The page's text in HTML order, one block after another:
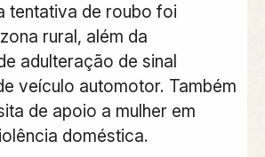
tentativa de roubo foi
rural, além da
adulteração de sinal
veículo automotor. Também
de apoio a mulher em
doméstica.